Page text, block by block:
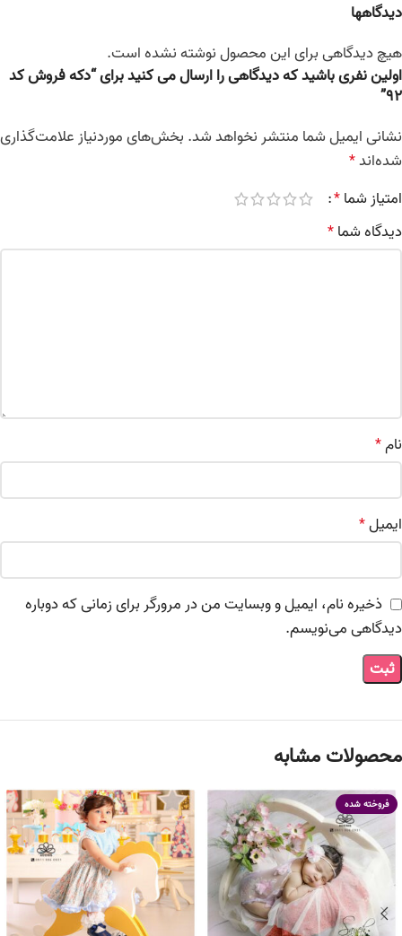
دیدگاهها
هیچ دیدگاهی برای این محصول نوشته نشده است.
اولین نفری باشید که دیدگاهی را ارسال می کنید برای “دکه فروش کد
92”
نشانی ایمیل شما منتشر نخواهد شد. بخش‌های موردنیاز علامت‌گذاری
شده‌اند*
امتیاز شما*
دیدگاه شما*
نام*
ایمیل*
ذخیره نام، ایمیل و وبسایت من در مرورگر برای زمانی که دوباره
دیدگاهی می‌نویسم.
محصولات مشابه
فروخته شده